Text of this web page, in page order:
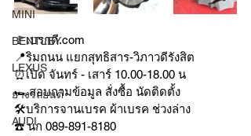
MINI
BENTLEY
LEXUS
ยางรถยนต์
AUDI
🚩เบรกดี.com
📍ริมถนน แยกสุทธิสาร-วิภาวดีรังสิต
⏰เปิด จันทร์ - เสาร์ 10.00-18.00 น
🏎สอบถามข้อมูล สั่งซื้อ นัดติดตั้ง
🛠บริการจานเบรค ผ้าเบรค ช่วงล่าง
☎️ นก 089-891-8180